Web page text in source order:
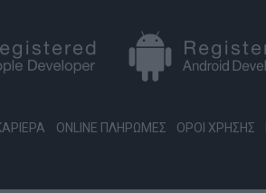
ONLINE ΠΛΗΡΩΜΕΣ ΟΡΟΙ ΧΡΗΣΗΣ